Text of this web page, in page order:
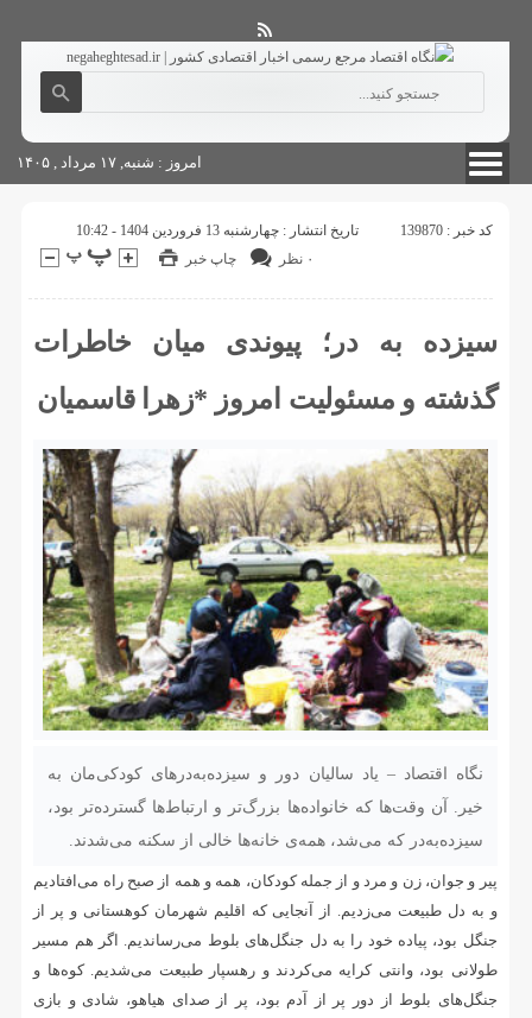
آگهی های دولتی چاپ شناسنامه سایت
امروز : شنبه, ۱۷ مرداد , ۱۴۰۵
کد خبر : 139870
تاریخ انتشار : چهارشنبه 13 فروردین 1404 - 10:42
چاپ خبر
۰ نظر
سیزده به در؛ پیوندی میان خاطرات
گذشته و مسئولیت امروز *زهرا قاسمیان
نگاه اقتصاد – یاد سالیان دور و سیزده‌به‌درهای کودکی‌مان به
خیر. آن وقت‌ها که خانواده‌ها بزرگ‌تر و ارتباط‌ها گسترده‌تر بود،
سیزده‌به‌در که می‌شد، همه‌ی خانه‌ها خالی از سکنه می‌شدند.
پیر و جوان، زن و مرد و از جمله کودکان، همه و همه از صبح راه می‌افتادیم
و به دل طبیعت می‌زدیم. از آنجایی که اقلیم شهرمان کوهستانی و پر از
جنگل بود، پیاده خود را به دل جنگل‌های بلوط می‌رساندیم. اگر هم مسیر
طولانی بود، وانتی کرایه می‌کردند و رهسپار طبیعت می‌شدیم. کوه‌ها و
جنگل‌های بلوط از دور پر از آدم بود، پر از صدای هیاهو، شادی و بازی